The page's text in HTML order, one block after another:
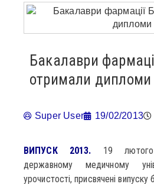
Бакалаври
отримали дипломи
Super User 19/02/2013
ВИПУСК 2013. 19 лютого
державному медичному
урочистості, присвячені випуску